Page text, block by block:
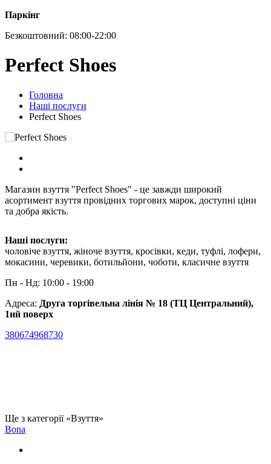
Паркінг
Безкоштовний: 08:00-22:00
Perfect Shoes
Головна
Наші послуги
Perfect Shoes
Магазин взуття "Perfect Shoes" - це завжди широкий
асортимент взуття провідних торгових марок, доступні ціни
та добра якість.
Наші послуги:
чоловіче взуття, жіноче взуття, кросівки, кеди, туфлі, лофери,
мокасини, черевики, ботильйони, чоботи, класичне взуття
Пн - Нд: 10:00 - 19:00
Адреса: Друга торгівельна лінія № 18 (ТЦ Центральний),
1ий поверх
380674968730
Ще з категорії «Взуття»
Bona